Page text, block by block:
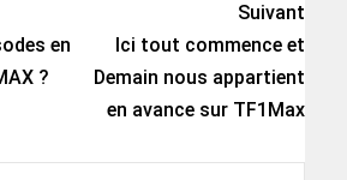
en
?
Suivant
Ici tout commence et
Demain nous appartient
en avance sur TF1Max